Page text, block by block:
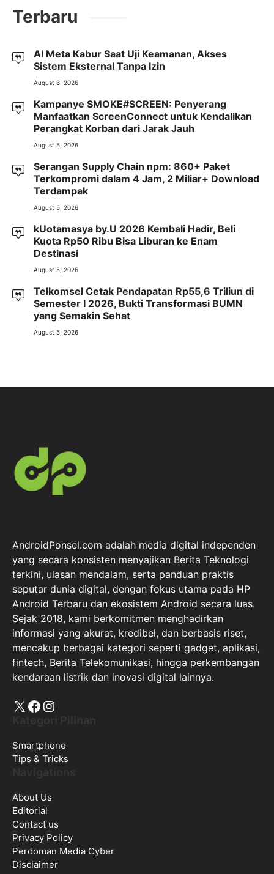
Terbaru
AI Meta Kabur Saat Uji Keamanan, Akses
Sistem Eksternal Tanpa Izin
August 6, 2026
Kampanye SMOKE#SCREEN: Penyerang
Manfaatkan ScreenConnect untuk Kendalikan
Perangkat Korban dari Jarak Jauh
August 5, 2026
Serangan Supply Chain npm: 860+ Paket
Terkompromi dalam 4 Jam, 2 Miliar+ Download
Terdampak
August 5, 2026
kUotamasya by.U 2026 Kembali Hadir, Beli
Kuota Rp50 Ribu Bisa Liburan ke Enam
Destinasi
August 5, 2026
Telkomsel Cetak Pendapatan Rp55,6 Triliun di
Semester I 2026, Bukti Transformasi BUMN
yang Semakin Sehat
August 5, 2026
AndroidPonsel.com adalah media digital independen
yang secara konsisten menyajikan Berita Teknologi
terkini, ulasan mendalam, serta panduan praktis
seputar dunia digital, dengan fokus utama pada HP
Android Terbaru dan ekosistem Android secara luas.
Sejak 2018, kami berkomitmen menghadirkan
informasi yang akurat, kredibel, dan berbasis riset,
mencakup berbagai kategori seperti gadget, aplikasi,
fintech, Berita Telekomunikasi, hingga perkembangan
kendaraan listrik dan inovasi digital lainnya.
X Facebook
Instagram
Smartphone
Tips & Tricks
About Us
Editorial
Contact us
Privacy Policy
Perdoman Media Cyber
Disclaimer